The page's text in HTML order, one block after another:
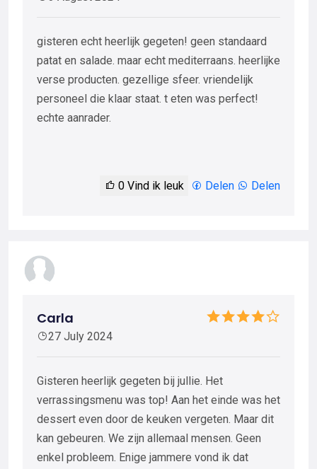
gisteren echt heerlijk gegeten! geen standaard
patat en salade. maar echt mediterraans. heerlijke
verse producten. gezellige sfeer. vriendelijk
personeel die klaar staat. t eten was perfect!
echte aanrader.
0 Vind ik leuk Delen Delen
Carla
27 July 2024
Gisteren heerlijk gegeten bij jullie. Het
verrassingsmenu was top! Aan het einde was het
dessert even door de keuken vergeten. Maar dit
kan gebeuren. We zijn allemaal mensen. Geen
enkel probleem. Enige jammere vond ik dat